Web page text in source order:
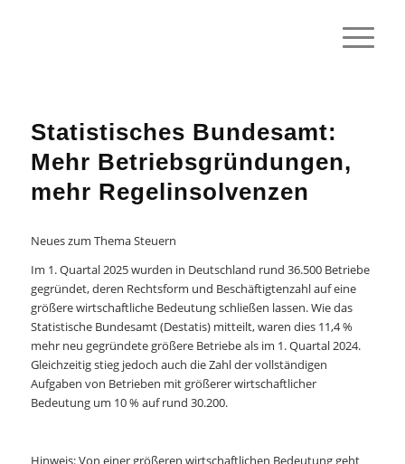
Statistisches Bundesamt:
Mehr Betriebsgründungen,
mehr Regelinsolvenzen
Neues zum Thema Steuern
Im 1. Quartal 2025 wurden in Deutschland rund 36.500 Betriebe
gegründet, deren Rechtsform und Beschäftigtenzahl auf eine
größere wirtschaftliche Bedeutung schließen lassen. Wie das
Statistische Bundesamt (Destatis) mitteilt, waren dies 11,4 %
mehr neu gegründete größere Betriebe als im 1. Quartal 2024.
Gleichzeitig stieg jedoch auch die Zahl der vollständigen
Aufgaben von Betrieben mit größerer wirtschaftlicher
Bedeutung um 10 % auf rund 30.200.
Hinweis: Von einer größeren wirtschaftlichen Bedeutung geht